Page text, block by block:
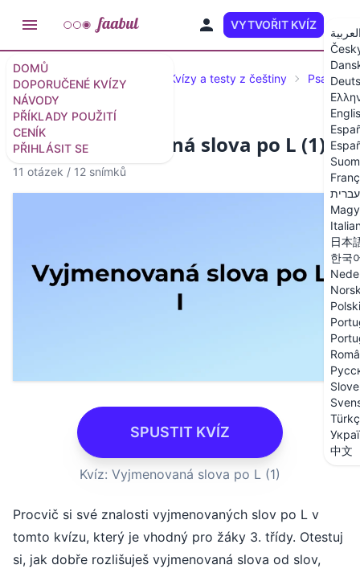
DOMŮ
DOPORUČENÉ KVÍZY
NÁVODY
PŘÍKLADY POUŽITÍ
CENÍK
PŘIHLÁSIT SE
VYTVOŘIT KVÍZ
עברית
日本
한국
Polski
中文
Doporučené kvízy a testy Kvízy a testy z češtiny Psaní i/y
Kvíz: Vyjmenovaná slova po L (1)
11 otázek / 12 snímků
SPUSTIT KVÍZ
Kvíz: Vyjmenovaná slova po L (1)
Procvič si své znalosti vyjmenovaných slov po L v
tomto kvízu, který je vhodný pro žáky 3. třídy. Otestuj
si, jak dobře rozlišuješ vyjmenovaná slova od slov,